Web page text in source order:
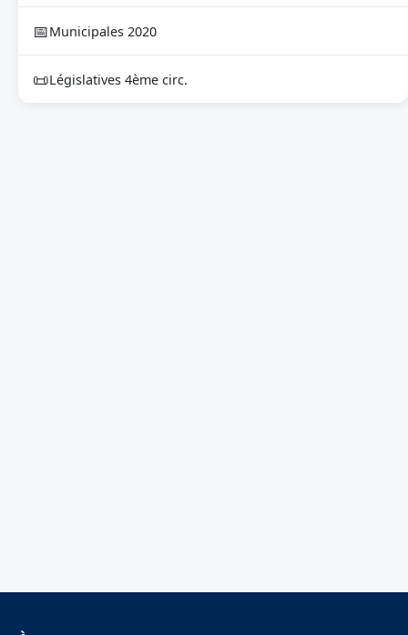
📅Municipales 2020
📜Législatives 4ème circ.